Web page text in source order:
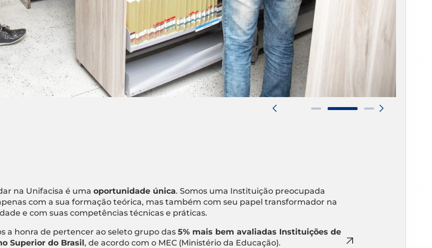
na Unifacisa é umaoportunidade única. Somos uma Instituição preocupada
com a sua formação teórica, mas também com seu papel transformador na
e com suas competências técnicas e práticas.
a honra de pertencer ao seleto grupo das5% mais bem avaliadas Instituições de
Superior do Brasil, de acordo com o MEC (Ministério da Educação).